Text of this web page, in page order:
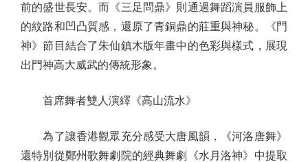
前的盛世長安。而《三足問鼎》則通過舞蹈演員服飾上
的紋路和凹凸質感，還原了青銅鼎的莊重與神秘。《門
神》節目結合了朱仙鎮木版年畫中的色彩與樣式，展現
出門神高大威武的傳統形象。
首席舞者雙人演繹《高山流水》
為了讓香港觀眾充分感受大唐風韻，《河洛唐舞》
還特別從鄭州歌舞劇院的經典舞劇《水月洛神》中提取